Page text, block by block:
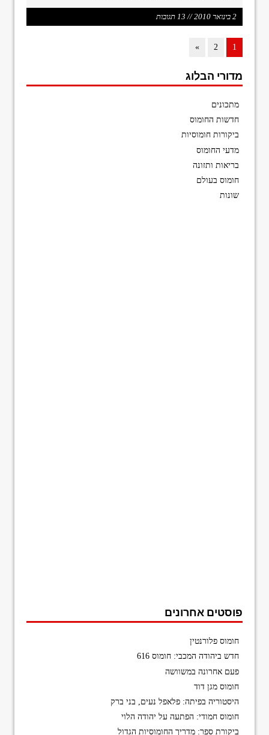
2 בינואר 2010 // 13 תגובות
1
2
»
מדורי הבלוג
מתכונים
חדשות החומוס
ביקורות חומוסיות
מדעי החומוס
בריאות ותזונה
חומוס בעולם
שונות
פוסטים אחרונים
חומוס פלורנטין
חדש ביהודה המכבי: חומוס 616
פעם אחרונה במשוושה
חומוס מגן דוד
היסטוריה בפיתה: פלאפל נעים, בני ברק
חומוס חמודי: הפתעה על יהודה הלוי
ביקורת ספר: מדריך החומוסיות הגדול